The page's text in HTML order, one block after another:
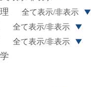
全て表示/非表示
全て表示/非表示
全て表示/非表示